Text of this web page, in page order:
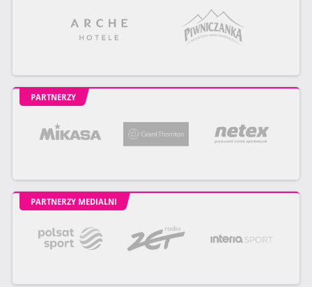
PARTNERZY
PARTNERZY MEDIALNI